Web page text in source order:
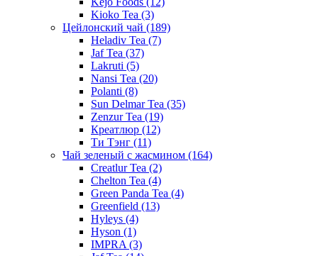
Kioko Tea (3)
Цейлонский чай (189)
Heladiv Tea (7)
Jaf Tea (37)
Lakruti (5)
Nansi Tea (20)
Polanti (8)
Sun Delmar Tea (35)
Zenzur Tea (19)
Креатлюр (12)
Ти Тэнг (11)
Чай зеленый с жасмином (164)
Creatlur Tea (2)
Chelton Tea (4)
Green Panda Tea (4)
Greenfield (13)
Hyleys (4)
Hyson (1)
IMPRA (3)